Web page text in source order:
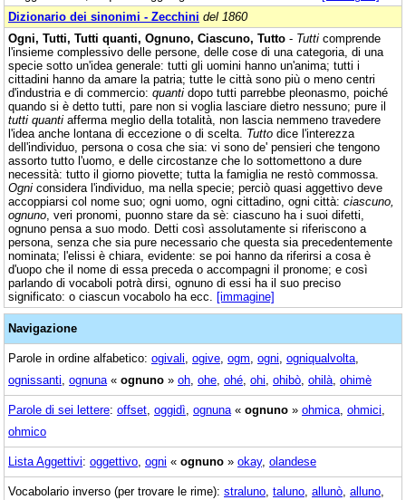
Dizionario dei sinonimi - Zecchini del 1860
Ogni, Tutti, Tutti quanti, Ognuno, Ciascuno, Tutto - Tutti comprende
l'insieme complessivo delle persone, delle cose di una categoria, di una
specie sotto un'idea generale: tutti gli uomini hanno un'anima; tutti i
cittadini hanno da amare la patria; tutte le città sono più o meno centri
d'industria e di commercio: quanti dopo tutti parrebbe pleonasmo, poiché
quando si è detto tutti, pare non si voglia lasciare dietro nessuno; pure il
tutti quanti afferma meglio della totalità, non lascia nemmeno travedere
l'idea anche lontana di eccezione o di scelta. Tutto dice l'interezza
dell'individuo, persona o cosa che sia: vi sono de' pensieri che tengono
assorto tutto l'uomo, e delle circostanze che lo sottomettono a dure
necessità: tutto il giorno piovette; tutta la famiglia ne restò commossa.
Ogni considera l'individuo, ma nella specie; perciò quasi aggettivo deve
accoppiarsi col nome suo; ogni uomo, ogni cittadino, ogni città: ciascuno,
ognuno , veri pronomi, puonno stare da sè: ciascuno ha i suoi difetti,
ognuno pensa a suo modo. Detti così assolutamente si riferiscono a
persona, senza che sia pure necessario che questa sia precedentemente
nominata; l'elissi è chiara, evidente: se poi hanno da riferirsi a cosa è
d'uopo che il nome di essa preceda o accompagni il pronome; e così
parlando di vocaboli potrà dirsi, ognuno di essi ha il suo preciso
significato: o ciascun vocabolo ha ecc. [immagine]
Navigazione
Parole in ordine alfabetico: ogivali ogive ogm ogni ogniqualvolta
ognissanti ognuna « ognuno » oh ohe ohé ohi ohibò ohilà ohimè
Parole di sei lettere: offset oggidì ognuna « ognuno » ohmica ohmici
ohmico
Lista Aggettivi: oggettivo ogni « ognuno » okay, olandese
Vocabolario inverso (per trovare le rime): straluno taluno allunò alluno